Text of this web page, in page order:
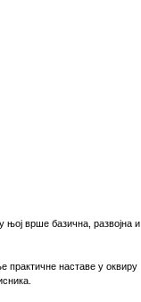
врше базична, развојна и
практичне наставе у оквиру